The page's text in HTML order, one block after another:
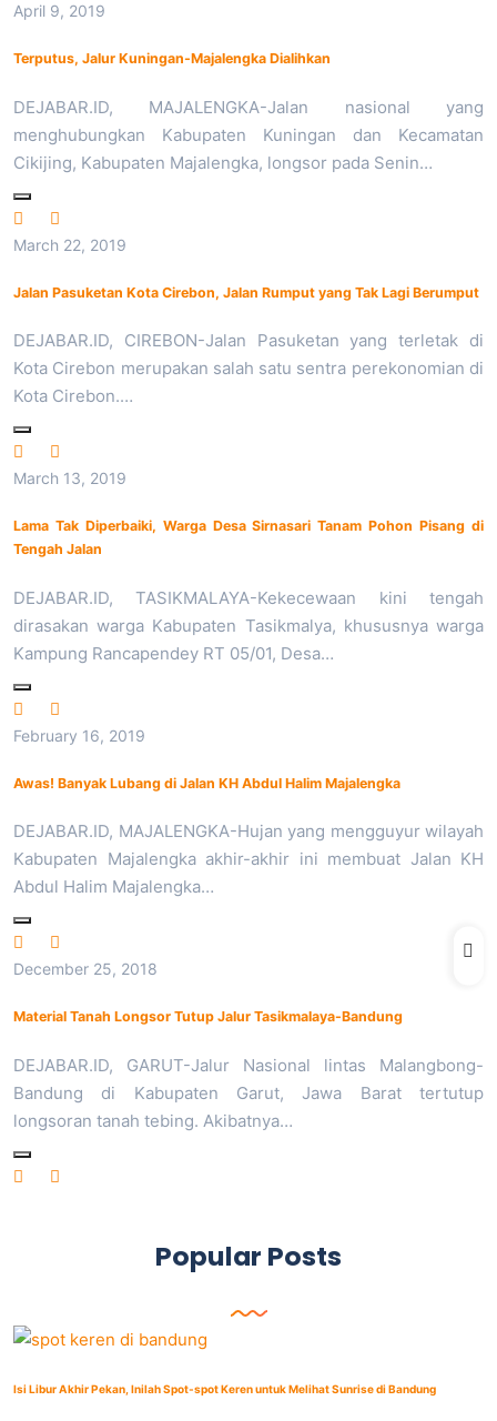
April 9, 2019
Terputus, Jalur Kuningan-Majalengka Dialihkan
DEJABAR.ID, MAJALENGKA-Jalan nasional yang
menghubungkan Kabupaten Kuningan dan Kecamatan
Cikijing, Kabupaten Majalengka, longsor pada Senin…
March 22, 2019
Jalan Pasuketan Kota Cirebon, Jalan Rumput yang Tak Lagi Berumput
DEJABAR.ID, CIREBON-Jalan Pasuketan yang terletak di
Kota Cirebon merupakan salah satu sentra perekonomian di
Kota Cirebon.…
March 13, 2019
Lama Tak Diperbaiki, Warga Desa Sirnasari Tanam Pohon Pisang di
Tengah Jalan
DEJABAR.ID, TASIKMALAYA-Kekecewaan kini tengah
dirasakan warga Kabupaten Tasikmalya, khususnya warga
Kampung Rancapendey RT 05/01, Desa…
February 16, 2019
Awas! Banyak Lubang di Jalan KH Abdul Halim Majalengka
DEJABAR.ID, MAJALENGKA-Hujan yang mengguyur wilayah
Kabupaten Majalengka akhir-akhir ini membuat Jalan KH
Abdul Halim Majalengka…
December 25, 2018
Material Tanah Longsor Tutup Jalur Tasikmalaya-Bandung
DEJABAR.ID, GARUT-Jalur Nasional lintas Malangbong-
Bandung di Kabupaten Garut, Jawa Barat tertutup
longsoran tanah tebing. Akibatnya…
Popular Posts
Isi Libur Akhir Pekan, Inilah Spot-spot Keren untuk Melihat Sunrise di Bandung